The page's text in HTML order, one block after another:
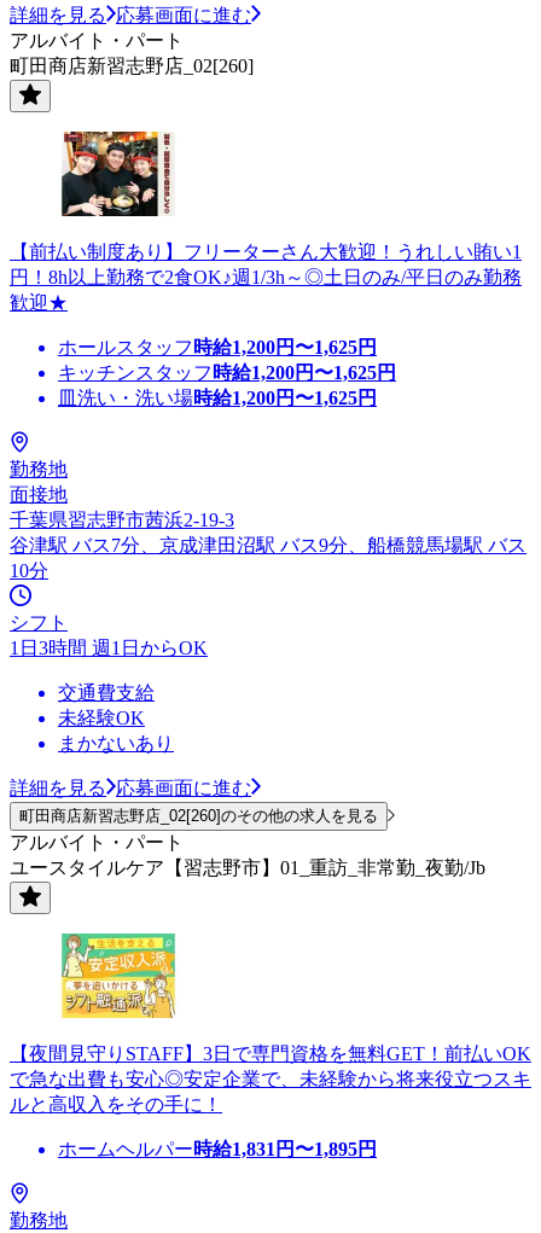
詳細を見る
応募画面に進む
アルバイト・パート
町田商店新習志野店_02[260]
【前払い制度あり】フリーターさん大歓迎！うれしい賄い1
円！8h以上勤務で2食OK♪週1/3h～◎土日のみ/平日のみ勤務
歓迎★
ホールスタッフ 時給1,200円〜1,625円
キッチンスタッフ 時給1,200円〜1,625円
皿洗い・洗い場時給1,200円〜1,625円
勤務地
面接地
千葉県習志野市茜浜2-19-3
谷津駅 バス7分、京成津田沼駅 バス9分、船橋競馬場駅 バス
10分
シフト
1日3時間 週1日からOK
交通費支給
未経験OK
まかないあり
詳細を見る 応募画面に進む
町田商店新習志野店_02[260]のその他の求人を見る
アルバイト・パート
ユースタイルケア【習志野市】01_重訪_非常勤_夜勤/Jb
【夜間見守りSTAFF】3日で専門資格を無料GET！前払いOK
で急な出費も安心◎安定企業で、未経験から将来役立つスキ
ルと高収入をその手に！
ホームヘルパー時給1,831 円〜1,895円
勤務地